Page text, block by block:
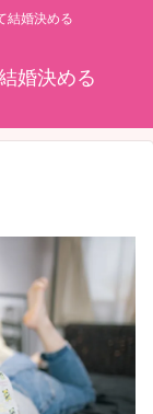
結婚決める
婚決める